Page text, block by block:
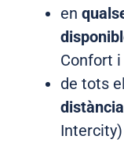
en
Confort
de tots
distància